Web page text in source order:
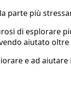
parte più
di esplorare
aiutato
e ad